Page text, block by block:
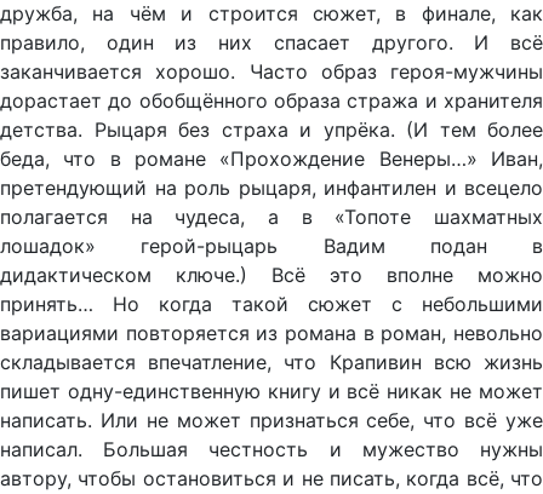
дружба, на чём и строится сюжет, в финале, как
правило, один из них спасает другого. И всё
заканчивается хорошо. Часто образ героя-мужчины
дорастает до обобщённого образа стража и хранителя
детства. Рыцаря без страха и упрёка. (И тем более
беда, что в романе «Прохождение Венеры…» Иван,
претендующий на роль рыцаря, инфантилен и всецело
полагается на чудеса, а в «Топоте шахматных
лошадок» герой-рыцарь Вадим подан в
дидактическом ключе.) Всё это вполне можно
принять… Но когда такой сюжет с небольшими
вариациями повторяется из романа в роман, невольно
складывается впечатление, что Крапивин всю жизнь
пишет одну-единственную книгу и всё никак не может
написать. Или не может признаться себе, что всё уже
написал. Большая честность и мужество нужны
автору, чтобы остановиться и не писать, когда всё, что